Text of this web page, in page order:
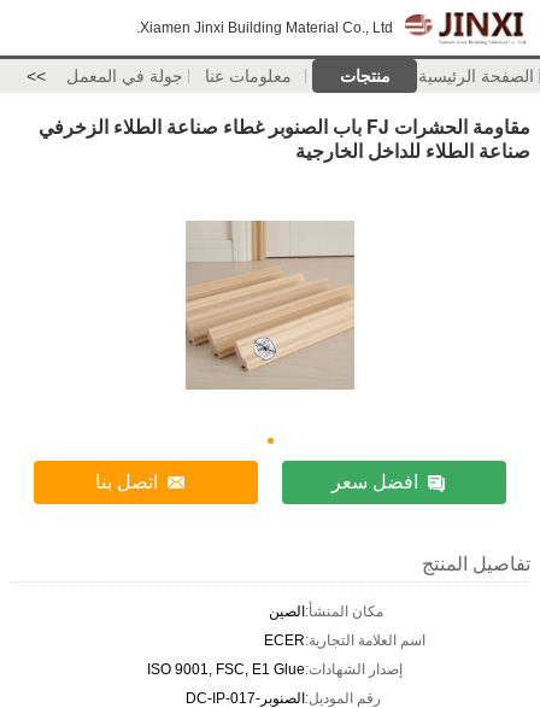
Xiamen Jinxi Building Material Co., Ltd.
الصفحة الرئيسية منتجات معلومات عنا جولة في المعمل >>
مقاومة الحشرات FJ باب الصنوبر غطاء صناعة الطلاء الزخرفي
صناعة الطلاء للداخل الخارجية
افضل سعر اتصل بنا
تفاصيل المنتج
مكان المنشأ:الصين
اسم العلامة التجارية:ECER
إصدار الشهادات:ISO 9001, FSC, E1 Glue
رقم الموديل:الصنوبر-DC-IP-017